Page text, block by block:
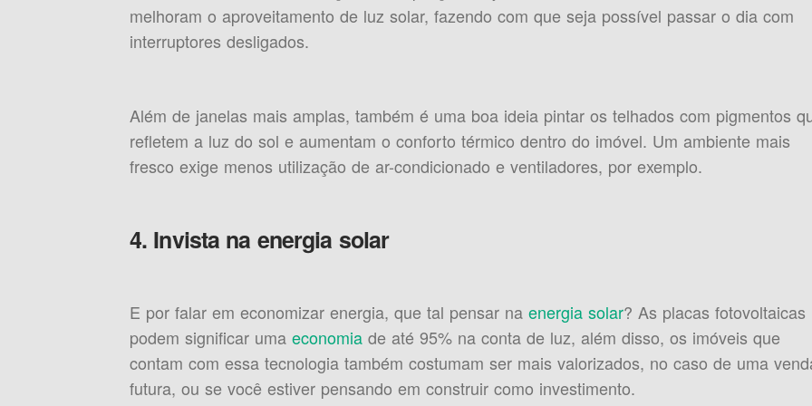
melhoram o aproveitamento de luz solar, fazendo com que seja possível passar o dia com
interruptores desligados.
Além de janelas mais amplas, também é uma boa ideia pintar os telhados com pigmentos
refletem a luz do sol e aumentam o conforto térmico dentro do imóvel. Um ambiente mais
fresco exige menos utilização de ar-condicionado e ventiladores, por exemplo.
4. Invista na energia solar
E por falar em economizar energia, que tal pensar na energia solar? As placas fotovoltaicas
podem significar uma economiade até 95% na conta de luz, além disso, os imóveis que
contam com essa tecnologia também costumam ser mais valorizados, no caso de uma
futura, ou se você estiver pensando em construir como investimento.